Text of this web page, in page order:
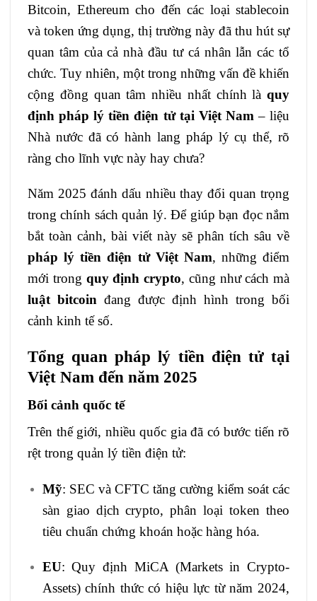
Bitcoin, Ethereum cho đến các loại stablecoin
và token ứng dụng, thị trường này đã thu hút sự
quan tâm của cả nhà đầu tư cá nhân lẫn các tổ
chức. Tuy nhiên, một trong những vấn đề khiến
cộng đồng quan tâm nhiều nhất chính là quy
định pháp lý tiền điện tử tại Việt Nam – liệu
Nhà nước đã có hành lang pháp lý cụ thể, rõ
ràng cho lĩnh vực này hay chưa?
Năm 2025 đánh dấu nhiều thay đổi quan trọng
trong chính sách quản lý. Để giúp bạn đọc nắm
bắt toàn cảnh, bài viết này sẽ phân tích sâu về
pháp lý tiền điện tử Việt Nam, những điểm
mới trong quy định crypto, cũng như cách mà
luật bitcoin đang được định hình trong bối
cảnh kinh tế số.
Tổng quan pháp lý tiền điện tử tại
Việt Nam đến năm 2025
Bối cảnh quốc tế
Trên thế giới, nhiều quốc gia đã có bước tiến rõ
rệt trong quản lý tiền điện tử:
Mỹ: SEC và CFTC tăng cường kiểm soát các
sàn giao dịch crypto, phân loại token theo
tiêu chuẩn chứng khoán hoặc hàng hóa.
EU: Quy định MiCA (Markets in Crypto-
Assets) chính thức có hiệu lực từ năm 2024,